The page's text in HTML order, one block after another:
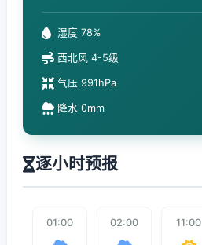
湿度 78%
西北风 4-5级
气压 991hPa
降水 0mm
逐小时预报
01:00 02:00 11:00